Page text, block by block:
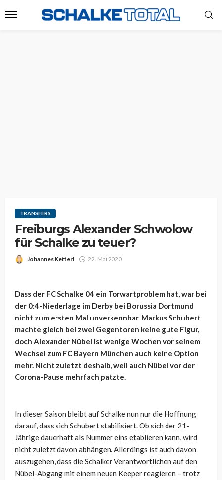
TRANSFERS
Freiburgs Alexander Schwolow
für Schalke zu teuer?
Johannes Ketterl 22. Mai 2020
Dass der FC Schalke 04 ein Torwartproblem hat, war bei
der 0:4-Niederlage im Derby bei Borussia Dortmund
nicht zum ersten Mal unverkennbar. Markus Schubert
machte gleich bei zwei Gegentoren keine gute Figur,
doch Alexander Nübel ist wenige Wochen vor seinem
Wechsel zum FC Bayern München auch keine Option
mehr. Nicht zuletzt deshalb, weil auch Nübel vor der
Corona-Pause mehrfach patzte.
In dieser Saison bleibt auf Schalke nun nur die Hoffnung
darauf, dass sich Schubert stabilisiert. Ob sich der 21-
Jährige dauerhaft als Nummer eins etablieren kann, wird
nicht zuletzt davon abhängen. Allerdings ist auch davon
auszugehen, dass die Schalker Verantwortlichen auf den
Nübel-Abgang mit einem neuen Keeper reagieren – trotz